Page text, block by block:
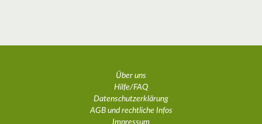
Über uns
Hilfe/FAQ
Datenschutzerklärung
AGB und rechtliche Infos
Impressum